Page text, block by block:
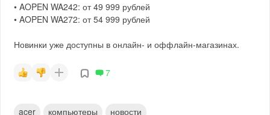
• AOPEN WA242: от 49 999 рублей
• AOPEN WA272: от 54 999 рублей
Новинки уже доступны в онлайн- и оффлайн-магазинах.
7
acer компьютеры новости